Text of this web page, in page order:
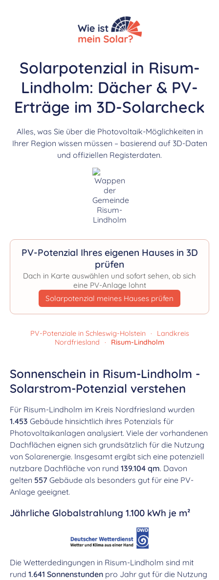
Solarpotenzial in Risum-
Lindholm: Dächer & PV-
Erträge im 3D-Solarcheck
Alles, was Sie über die Photovoltaik-Möglichkeiten in
Ihrer Region wissen müssen – basierend auf 3D-Daten
und offiziellen Registerdaten.
PV-Potenzial Ihres eigenen Hauses in 3D
prüfen
Dach in Karte auswählen und sofort sehen, ob sich
eine PV-Anlage lohnt
Solarpotenzial meines Hauses prüfen
PV-Potenziale in Schleswig-Holstein ·
Landkreis
Nordfriesland
· Risum-Lindholm
Sonnenschein in Risum-Lindholm -
Solarstrom-Potenzial verstehen
Für Risum-Lindholm im Kreis Nordfriesland wurden
1.453 Gebäude hinsichtlich ihres Potenzials für
Photovoltaikanlagen analysiert. Viele der vorhandenen
Dachflächen eignen sich grundsätzlich für die Nutzung
von Solarenergie. Insgesamt ergibt sich eine potenziell
nutzbare Dachfläche von rund 139.104 qm. Davon
gelten 557 Gebäude als besonders gut für eine PV-
Anlage geeignet.
Jährliche Globalstrahlung 1.100 kWh je m²
Die Wetterdedingungen in Risum-Lindholm sind mit
rund 1.641 Sonnenstunden pro Jahr gut für die Nutzung